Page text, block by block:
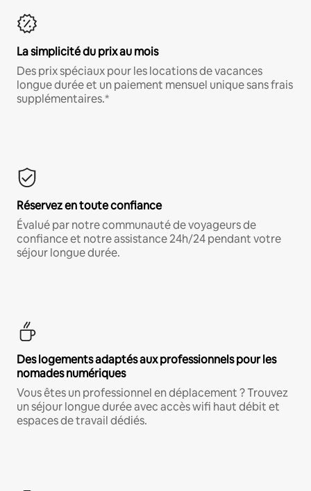
La simplicité du prix au mois
Des prix spéciaux pour les locations de vacances
longue durée et un paiement mensuel unique sans frais
supplémentaires.*
Réservez en toute confiance
Évalué par notre communauté de voyageurs de
confiance et notre assistance 24h/24 pendant votre
séjour longue durée.
Des logements adaptés aux professionnels pour les
nomades numériques
Vous êtes un professionnel en déplacement ? Trouvez
un séjour longue durée avec accès wifi haut débit et
espaces de travail dédiés.